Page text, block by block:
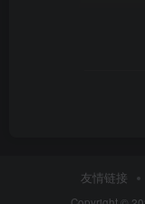
友情链接